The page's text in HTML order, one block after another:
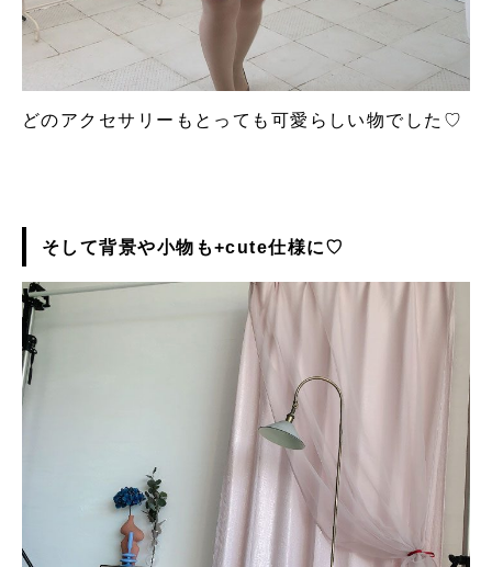
どのアクセサリーもとっても可愛らしい物でした♡
そして背景や小物も+cute仕様に♡